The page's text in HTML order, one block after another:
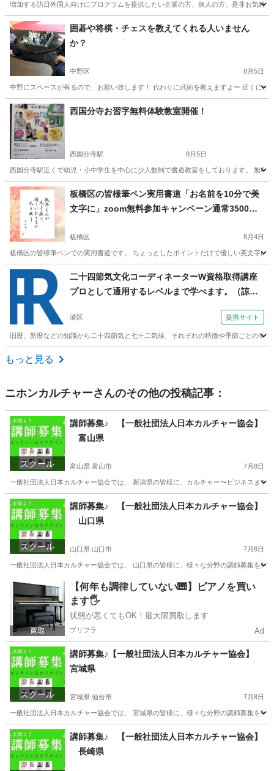
増加する訪日外国人向けにプログラムを提供したい企業の方、個人の方、是非お気軽
東京 中野区 中野駅 日本芸能 忍術
囲碁や将棋・チェスを教えてくれる人いません
か？
中野区 8月5日
中野にスペースが有るので、お願い致します！ 代わりに武術を教えますよー 近くに伺
東京 中野区 その他
西国分寺お習字無料体験教室開催！
西国分寺駅 8月5日
西国分寺駅近くで幼児・小中学生を中心に少人数制で書道教室をしております。 無
東京 国分寺市 西国分寺駅 書道 習字
板橋区の皆様筆ペン実用書道「お名前を10分で美
文字に」zoom無料参加キャンペーン通常3500円
板橋区 8月4日
板橋区の皆様筆ペンでの実用書道です。 ちょっとしたポイントだけで優しい美文字
東京 板橋区 書道 文字
二十四節気文化コーディネーターW資格取得講座
プロとして通用するレベルまで学べます。（諒設
港区 提携サイト
旧暦、新暦などの知識から二十四節気と七十二気候、それぞれの特徴や季節ごとの
東京 港区
もっと見る
ニホンカルチャーさんのその他の投稿記事：
スクール
講師募集♪ 【一般社団法人日本カルチャー協会】
富山県
富山県 富山市 7月8日
一般社団法人日本カルチャー協会では、 新潟県の皆様に、カルチャー〜ビジネスま
富山 富山市 ものづくり
スクール
講師募集♪ 【一般社団法人日本カルチャー協会】
山口県
山口県 山口市 7月8日
一般社団法人日本カルチャー協会では、 山口県の皆様に、様々な分野の講師募集を
山口 山口市 資格
【何年も調律していない🎹】ピアノを買い
ます🖐️
状態が悪くてもOK！最大限買取します
プリフラ Ad
スクール
講師募集♪【一般社団法人日本カルチャー協会】
宮城県
宮城県 仙台市 7月8日
一般社団法人日本カルチャー協会では、 宮城県の皆様に、様々な分野の講師募集を
宮城 仙台市 その他
講師募集♪ 【一般社団法人日本カルチャー協会】
長崎県